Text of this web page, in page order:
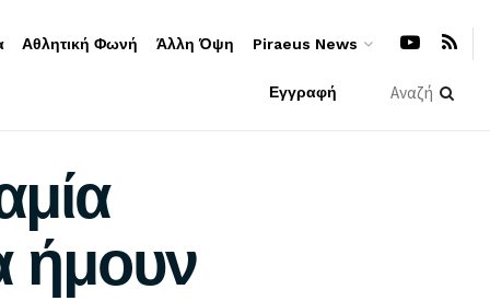
Αθλητική Φωνή Άλλη Όψη Piraeus News
Εγγραφή
ήμουν